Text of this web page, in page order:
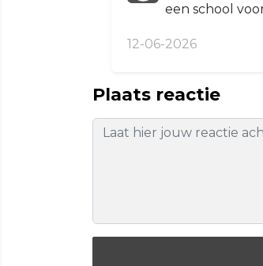
een school
12-06-2026
Plaats reactie